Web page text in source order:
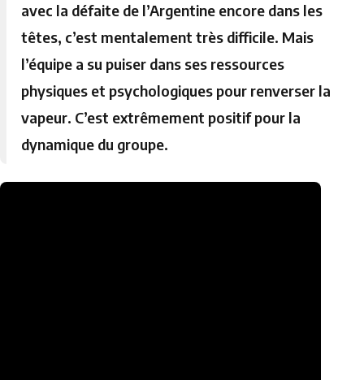
avec la défaite de l’Argentine encore dans les
têtes, c’est mentalement très difficile. Mais
l’équipe a su puiser dans ses ressources
physiques et psychologiques pour renverser la
vapeur. C’est extrêmement positif pour la
dynamique du groupe.